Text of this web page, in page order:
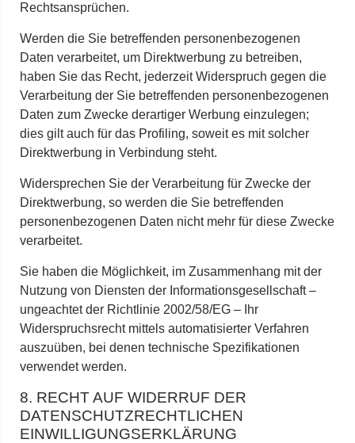
Rechtsansprüchen.
Werden die Sie betreffenden personenbezogenen
Daten verarbeitet, um Direktwerbung zu betreiben,
haben Sie das Recht, jederzeit Widerspruch gegen die
Verarbeitung der Sie betreffenden personenbezogenen
Daten zum Zwecke derartiger Werbung einzulegen;
dies gilt auch für das Profiling, soweit es mit solcher
Direktwerbung in Verbindung steht.
Widersprechen Sie der Verarbeitung für Zwecke der
Direktwerbung, so werden die Sie betreffenden
personenbezogenen Daten nicht mehr für diese Zwecke
verarbeitet.
Sie haben die Möglichkeit, im Zusammenhang mit der
Nutzung von Diensten der Informationsgesellschaft –
ungeachtet der Richtlinie 2002/58/EG – Ihr
Widerspruchsrecht mittels automatisierter Verfahren
auszuüben, bei denen technische Spezifikationen
verwendet werden.
8. RECHT AUF WIDERRUF DER
DATENSCHUTZRECHTLICHEN
EINWILLIGUNGSERKLÄRUNG